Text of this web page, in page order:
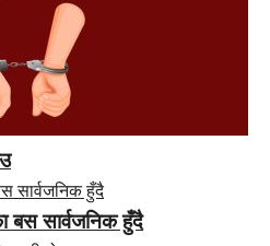
बस सार्वजनिक हुँदै